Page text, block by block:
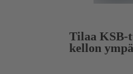
Tilaa KSB-
kellon